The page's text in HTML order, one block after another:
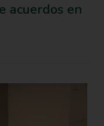
acuerdos en